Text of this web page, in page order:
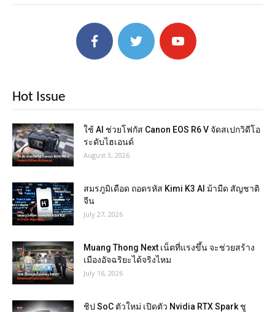
Hot Issue
ใช้ AI ช่วยโฟกัส Canon EOS R6 V จัดสเปกวิดีโอ
ระดับไฮเอนด์
August 3, 2026
สมรภูมิเดือด ถอดรหัส Kimi K3 AI ม้ามืด สัญชาติ
จีน
July 27, 2026
Muang Thong Next เน็ตที่แรงขึ้น จะช่วยสร้าง
เมืองอัจฉริยะได้จริงไหม
July 16, 2026
ชิป SoC ตัวใหม่ เปิดตัว Nvidia RTX Spark ชู